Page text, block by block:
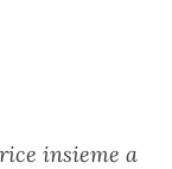
insieme a